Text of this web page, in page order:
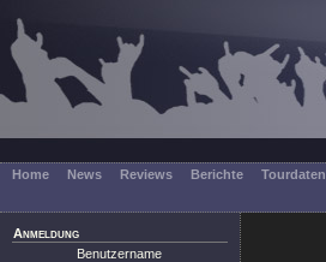
Home News Reviews Berichte Tourdaten
Anmeldung
Benutzername